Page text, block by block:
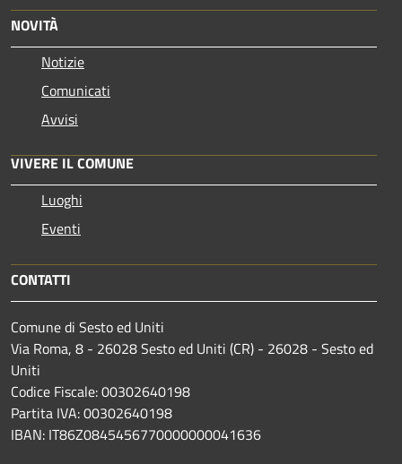
NOVITÀ
Notizie
Comunicati
Avvisi
VIVERE IL COMUNE
Luoghi
Eventi
CONTATTI
Comune di Sesto ed Uniti
Via Roma, 8 - 26028 Sesto ed Uniti (CR) - 26028 - Sesto ed
Uniti
Codice Fiscale: 00302640198
Partita IVA: 00302640198
IBAN: IT86Z0845456770000000041636